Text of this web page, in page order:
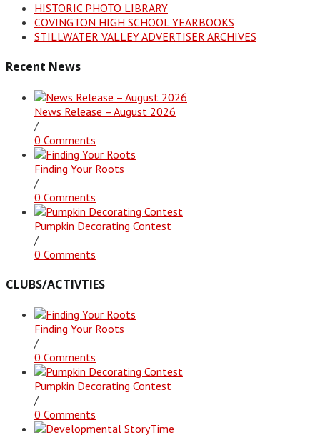
HISTORIC PHOTO LIBRARY
COVINGTON HIGH SCHOOL YEARBOOKS
STILLWATER VALLEY ADVERTISER ARCHIVES
Recent News
News Release – August 2026
/
0 Comments
Finding Your Roots
/
0 Comments
Pumpkin Decorating Contest
/
0 Comments
CLUBS/ACTIVTIES
Finding Your Roots
/
0 Comments
Pumpkin Decorating Contest
/
0 Comments